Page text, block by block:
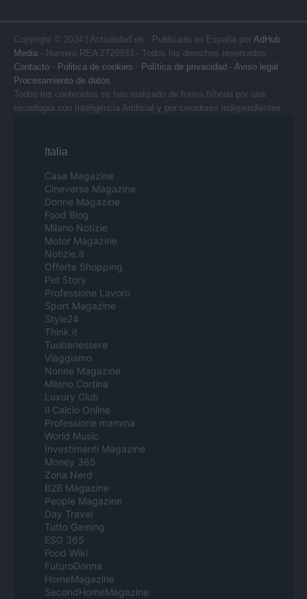
Copyright © 2024 | Actualidad.es - Publicado en España por AdHub
Media - Numero REA 2729933 - Todos los derechos reservados.
Contacto - Politica de cookies - Política de privacidad - Aviso legal -
Procesamiento de datos
Todos los contenidos se han realizado de forma híbrida por una
tecnología con Inteligencia Artificial y por creadores independientes
Italia
Casa Magazine
Cineverse Magazine
Donne Magazine
Food Blog
Milano Notizie
Motor Magazine
Notizie.it
Offerte Shopping
Pet Story
Professione Lavoro
Sport Magazine
Style24
Think.it
Tuobenessere
Viaggiamo
Nonne Magazine
Milano Cortina
Luxury Club
Il Calcio Online
Professione mamma
World Music
Investimenti Magazine
Money 365
Zona Nerd
B2B Magazine
People Magazine
Day Travel
Tutto Gaming
ESG 365
Food Wiki
FuturoDonna
HomeMagazine
SecondHomeMagazine